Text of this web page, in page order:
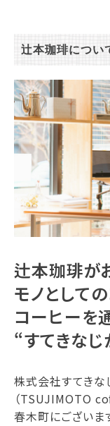
辻本珈琲につい
辻本珈琲が
モノとして
コーヒーを
“すてきなじ
株式会社すてきな
（TSUJIMOTO
春木町にございま